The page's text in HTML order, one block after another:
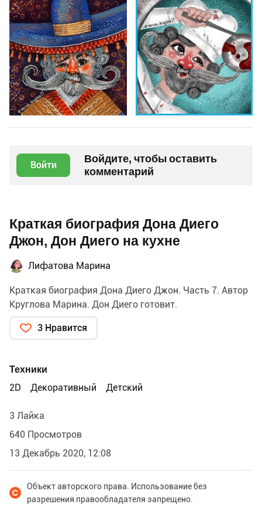
Войти
Войдите, чтобы оставить
комментарий
Краткая биография Дона Диего
Джон, Дон Диего на кухне
Лифатова Марина
Краткая биография Дона Диего Джон. Часть 7. Автор
Круглова Марина. Дон Диего готовит.
3 Нравится
Техники
2D
Декоративный Детский
3 Лайка
640 Просмотров
13 Декабрь 2020, 12:08
Объект авторского права. Использование без
разрешения правообладателя запрещено.